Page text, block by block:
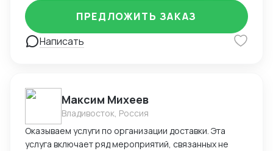
Написать
ПРЕДЛОЖИТЬ ЗАКАЗ
Максим Михеев
Владивосток, Россия
Оказываем услуги по организации доставки. Эта
услуга включает ряд мероприятий, связанных не